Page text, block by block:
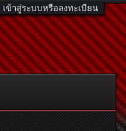
เข้าสู่ระบบหรือลงทะเบียน